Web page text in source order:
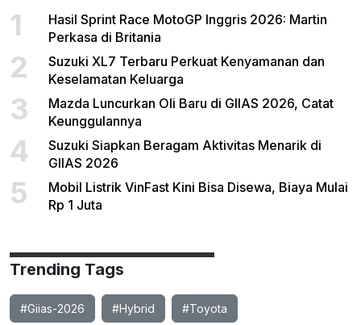
1
Hasil Sprint Race MotoGP Inggris 2026: Martin
Perkasa di Britania
2
Suzuki XL7 Terbaru Perkuat Kenyamanan dan
Keselamatan Keluarga
3
Mazda Luncurkan Oli Baru di GIIAS 2026, Catat
Keunggulannya
4
Suzuki Siapkan Beragam Aktivitas Menarik di
GIIAS 2026
5
Mobil Listrik VinFast Kini Bisa Disewa, Biaya Mulai
Rp 1 Juta
Trending Tags
#Giias-2026 #Hybrid #Toyota